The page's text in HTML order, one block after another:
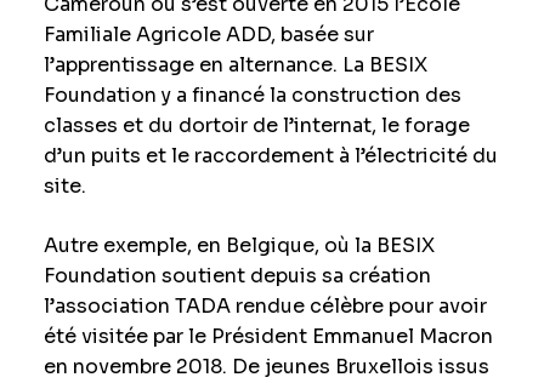
Familiale Agricole ADD, basée sur
l’apprentissage en alternance. La BESIX
Foundation y a financé la construction des
classes et du dortoir de l’internat, le forage
d’un puits et le raccordement à l’électricité du
site.
Autre exemple, en Belgique, où la BESIX
Foundation soutient depuis sa création
l’association TADA rendue célèbre pour avoir
été visitée par le Président Emmanuel Macron
en novembre 2018. De jeunes Bruxellois issus